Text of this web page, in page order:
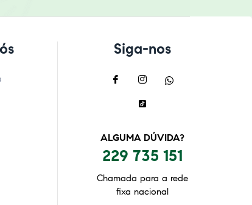
Siga-nos
ALGUMA DÚVIDA?
229 735 151
Chamada para a rede
fixa nacional